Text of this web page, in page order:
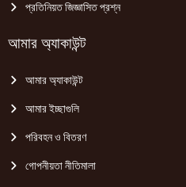
প্রতিনিয়ত জিজ্ঞাসিত প্রশ্ন
আমার অ্যাকাউন্ট
আমার অ্যাকাউন্ট
আমার ইচ্ছাগুলি
পরিবহন ও বিতরণ
গোপনীয়তা নীতিমালা